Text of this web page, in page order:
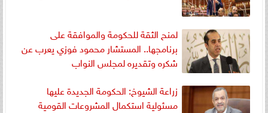
لمنح الثقة للحكومة والموافقة على
برنامجها.. المستشار محمود فوزي يعرب عن
شكره وتقديره لمجلس النواب
زراعة الشيوخ: الحكومة الجديدة عليها
مسئولية استكمال المشروعات القومية